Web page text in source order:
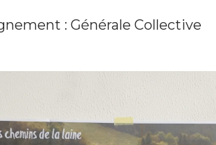
: Générale Collective